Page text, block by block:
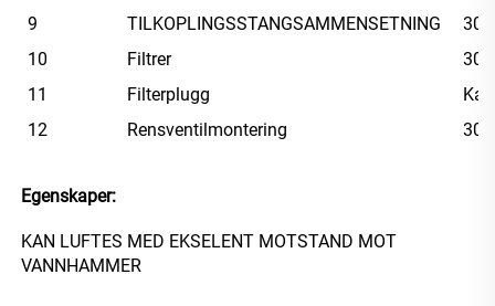
9
TILKOPLINGSSTANGSAMMENSETNING
304
10
Filtrer
304
11
Filterplugg
12
Rensventilmontering 304
Egenskaper:
KAN LUFTES MED EKSELENT MOTSTAND MOT
VANNHAMMER